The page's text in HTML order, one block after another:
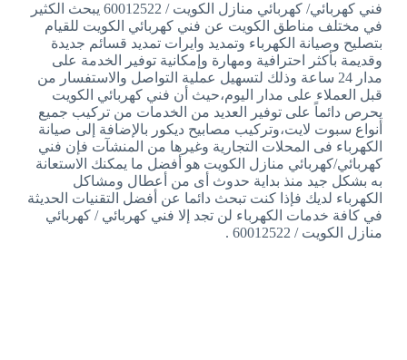
فني كهربائي/ كهربائي منازل الكويت / 60012522 يبحث الكثير
في مختلف مناطق الكويت عن فني كهربائي الكويت للقيام
بتصليح وصيانة الكهرباء وتمديد وايرات تمديد قسائم جديدة
وقديمة بأكثر احترافية ومهارة وإمكانية توفير الخدمة على
مدار 24 ساعة وذلك لتسهيل عملية التواصل والاستفسار من
قبل العملاء على مدار اليوم،حيث أن فني كهربائي الكويت
يحرص دائماً على توفير العديد من الخدمات من تركيب جميع
أنواع سبوت لايت،وتركيب مصابيح ديكور بالإضافة إلى صيانة
الكهرباء فى المحلات التجارية وغيرها من المنشآت فإن فني
كهربائي/كهربائي منازل الكويت هو أفضل ما يمكنك الاستعانة
به بشكل جيد منذ بداية حدوث أى من أعطال ومشاكل
الكهرباء لديك فإذا كنت تبحث دائما عن أفضل التقنيات الحديثة
في كافة خدمات الكهرباء لن تجد إلا فني كهربائي / كهربائي
منازل الكويت / 60012522 .